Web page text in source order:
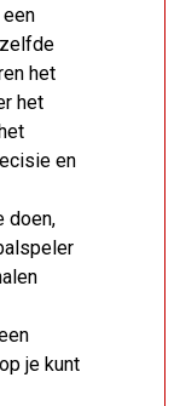
het
het
en
doen,
je kunt